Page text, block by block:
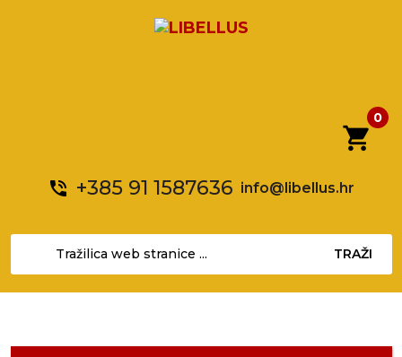
shopping_cart
0
phone_in_talk +385 91 1587636 info@libellus.hr
TRAŽI